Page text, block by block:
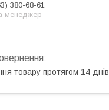
380-68-61
менеджер
товару протягом 14 днів